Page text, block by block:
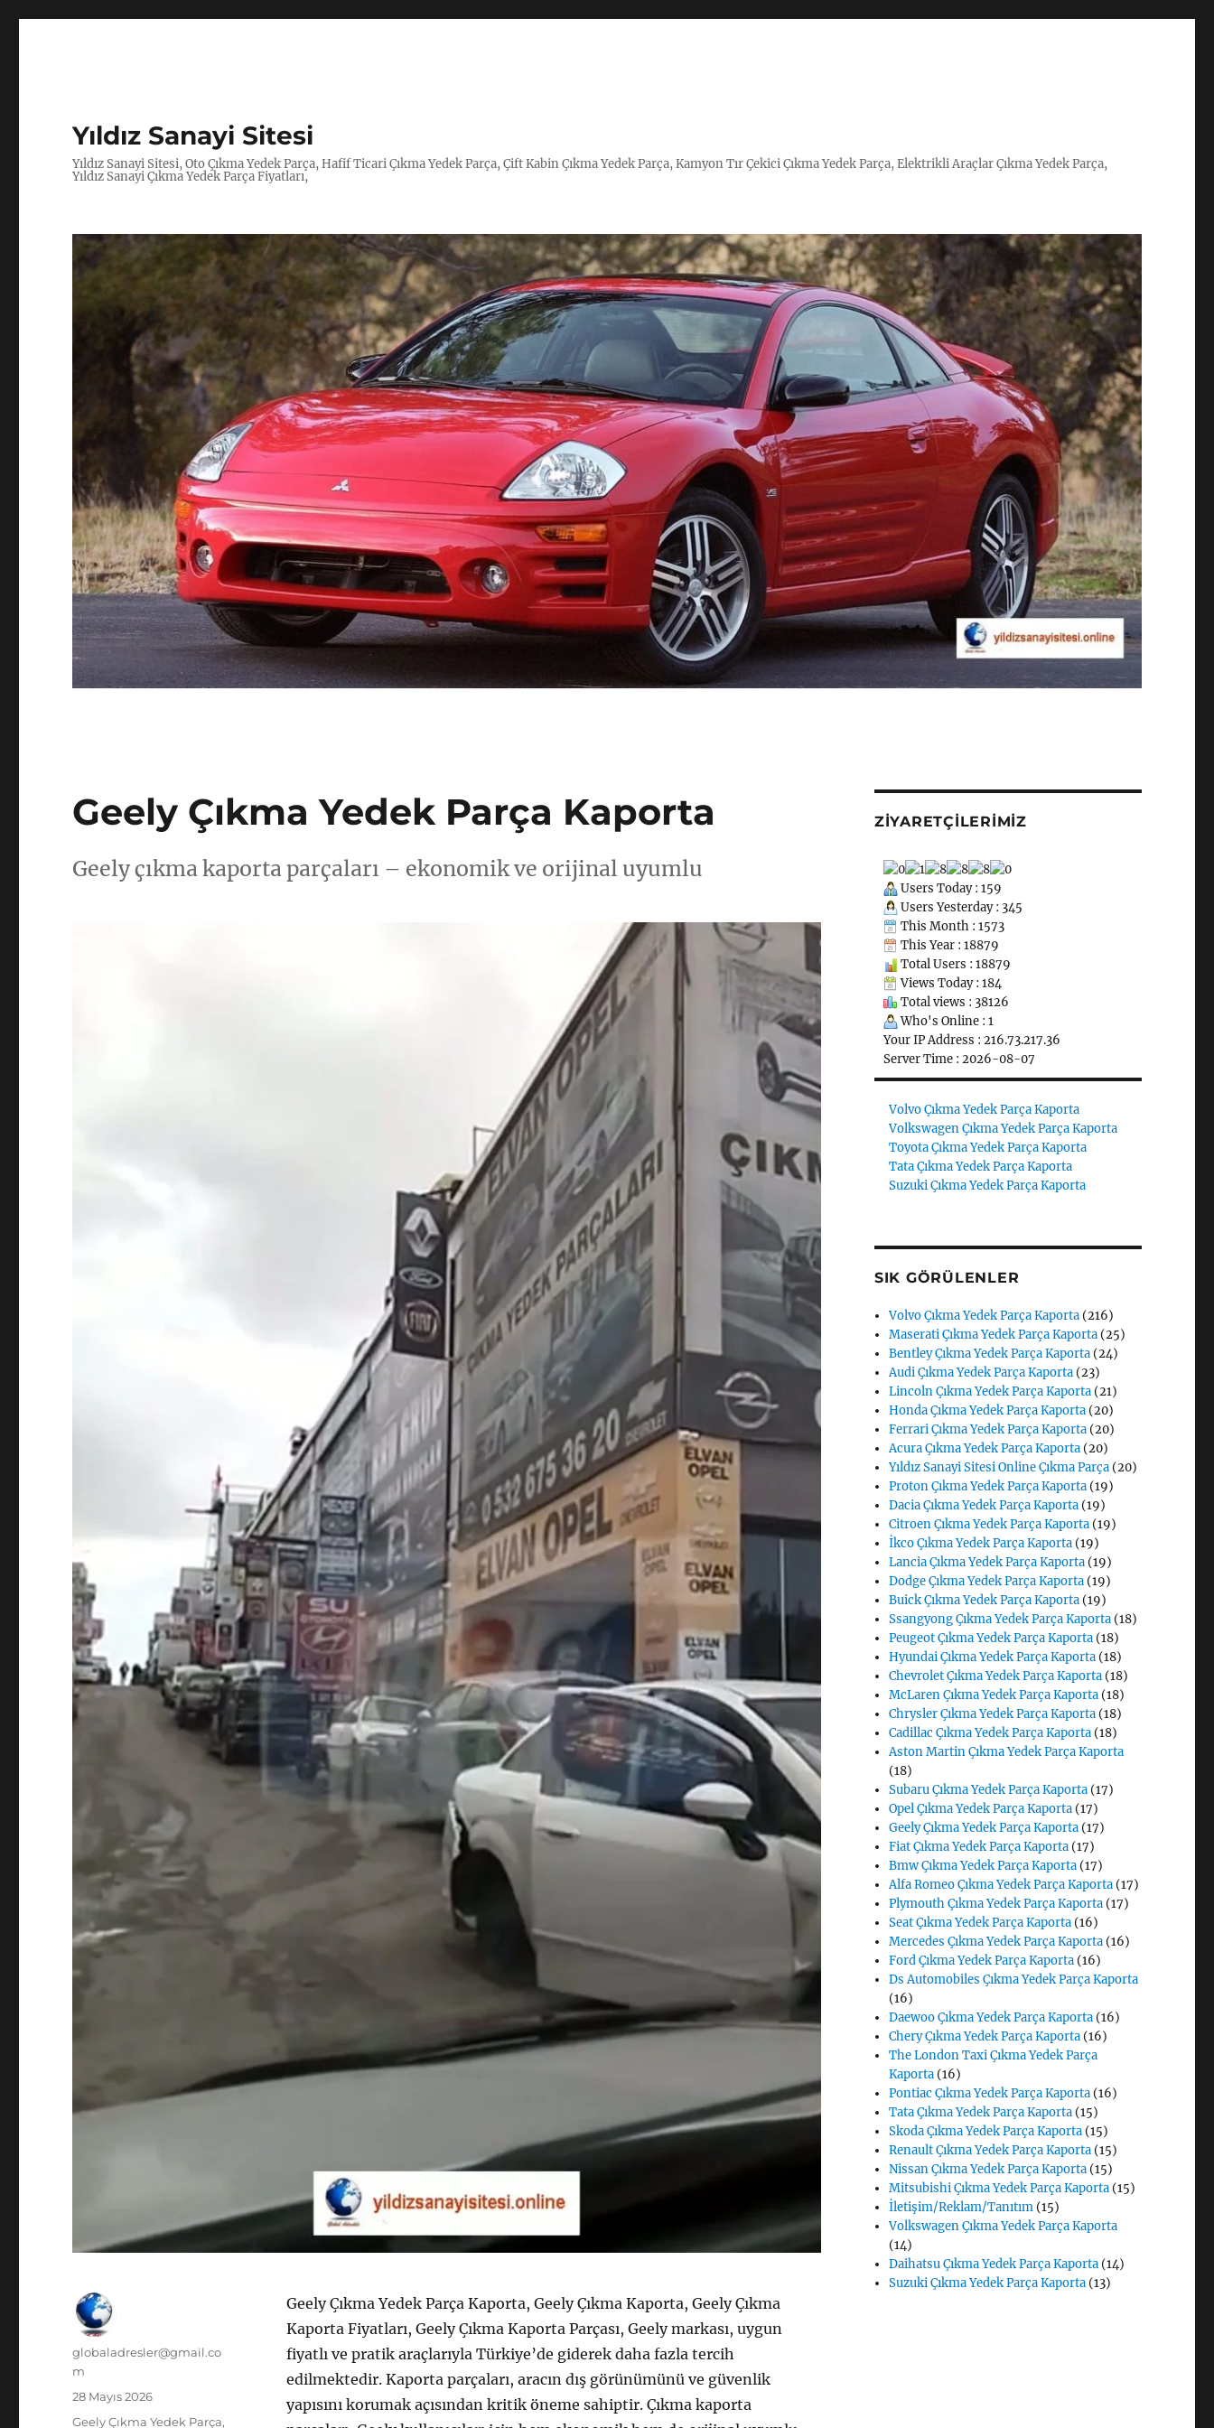
Yıldız Sanayi Sitesi
Yıldız Sanayi Sitesi, Oto Çıkma Yedek Parça, Hafif Ticari Çıkma Yedek Parça, Çift Kabin Çıkma Yedek Parça, Kamyon Tır Çekici Çıkma Yedek Parça, Elektrikli Araçlar Çıkma Yedek Parça,
Yıldız Sanayi Çıkma Yedek Parça Fiyatları,
Geely Çıkma Yedek Parça Kaporta
Geely çıkma kaporta parçaları – ekonomik ve orijinal uyumlu
Geely Çıkma Yedek Parça Kaporta, Geely Çıkma Kaporta, Geely Çıkma
Kaporta Fiyatları, Geely Çıkma Kaporta Parçası, Geely markası, uygun
fiyatlı ve pratik araçlarıyla Türkiye’de giderek daha fazla tercih
edilmektedir. Kaporta parçaları, aracın dış görünümünü ve güvenlik
yapısını korumak açısından kritik öneme sahiptir. Çıkma kaporta
Yazar
globaladresler@gmail.co
m
Yayın
tarihi
28 Mayıs 2026
Kategoriler
Geely Çıkma Yedek Parça,
ZIYARETÇILERIMIZ
Users Today : 159
Users Yesterday : 345
This Month : 1573
This Year : 18879
Total Users : 18879
Views Today : 184
Total views : 38126
Who's Online : 1
Your IP Address : 216.73.217.36
Server Time : 2026-08-07
Volvo Çıkma Yedek Parça Kaporta
Volkswagen Çıkma Yedek Parça Kaporta
Toyota Çıkma Yedek Parça Kaporta
Tata Çıkma Yedek Parça Kaporta
Suzuki Çıkma Yedek Parça Kaporta
SIK GÖRÜLENLER
Volvo Çıkma Yedek Parça Kaporta (216)
Maserati Çıkma Yedek Parça Kaporta (25)
Bentley Çıkma Yedek Parça Kaporta (24)
Audi Çıkma Yedek Parça Kaporta (23)
Lincoln Çıkma Yedek Parça Kaporta (21)
Honda Çıkma Yedek Parça Kaporta (20)
Ferrari Çıkma Yedek Parça Kaporta (20)
Acura Çıkma Yedek Parça Kaporta (20)
Yıldız Sanayi Sitesi Online Çıkma Parça (20)
Proton Çıkma Yedek Parça Kaporta (19)
Dacia Çıkma Yedek Parça Kaporta (19)
Citroen Çıkma Yedek Parça Kaporta (19)
İkco Çıkma Yedek Parça Kaporta (19)
Lancia Çıkma Yedek Parça Kaporta (19)
Dodge Çıkma Yedek Parça Kaporta (19)
Buick Çıkma Yedek Parça Kaporta (19)
Ssangyong Çıkma Yedek Parça Kaporta (18)
Peugeot Çıkma Yedek Parça Kaporta (18)
Hyundai Çıkma Yedek Parça Kaporta (18)
Chevrolet Çıkma Yedek Parça Kaporta (18)
McLaren Çıkma Yedek Parça Kaporta (18)
Chrysler Çıkma Yedek Parça Kaporta (18)
Cadillac Çıkma Yedek Parça Kaporta (18)
Aston Martin Çıkma Yedek Parça Kaporta
(18)
Subaru Çıkma Yedek Parça Kaporta (17)
Opel Çıkma Yedek Parça Kaporta (17)
Geely Çıkma Yedek Parça Kaporta (17)
Fiat Çıkma Yedek Parça Kaporta (17)
Bmw Çıkma Yedek Parça Kaporta (17)
Alfa Romeo Çıkma Yedek Parça Kaporta (17)
Plymouth Çıkma Yedek Parça Kaporta (17)
Seat Çıkma Yedek Parça Kaporta (16)
Mercedes Çıkma Yedek Parça Kaporta (16)
Ford Çıkma Yedek Parça Kaporta (16)
Ds Automobiles Çıkma Yedek Parça Kaporta
(16)
Daewoo Çıkma Yedek Parça Kaporta (16)
Chery Çıkma Yedek Parça Kaporta (16)
The London Taxi Çıkma Yedek Parça
Kaporta (16)
Pontiac Çıkma Yedek Parça Kaporta (16)
Tata Çıkma Yedek Parça Kaporta (15)
Skoda Çıkma Yedek Parça Kaporta (15)
Renault Çıkma Yedek Parça Kaporta (15)
Nissan Çıkma Yedek Parça Kaporta (15)
Mitsubishi Çıkma Yedek Parça Kaporta (15)
İletişim/Reklam/Tanıtım (15)
Volkswagen Çıkma Yedek Parça Kaporta
(14)
Daihatsu Çıkma Yedek Parça Kaporta (14)
Suzuki Çıkma Yedek Parça Kaporta (13)